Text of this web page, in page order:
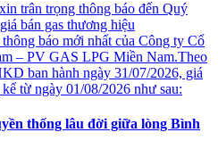
trân trọng thông báo đến Quý
bán gas thương hiệu
báo mới nhất của Công ty Cổ
– PV GAS LPG Miền Nam.Theo
ban hành ngày 31/07/2026, giá
từ ngày 01/08/2026 như sau:
thống lâu đời giữa lòng Bình